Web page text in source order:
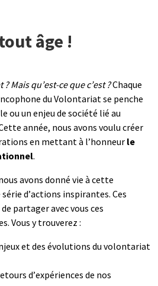
âge !
Mais qu’est-ce que c’est ? Chaque
du Volontariat se penche
ou un enjeu de société lié au
année, nous avons voulu créer
en mettant à l’honneur le
.
avons donné vie à cette
partager avec vous ces
Vous y trouverez :
et des évolutions du volontariat
d’expériences de nos